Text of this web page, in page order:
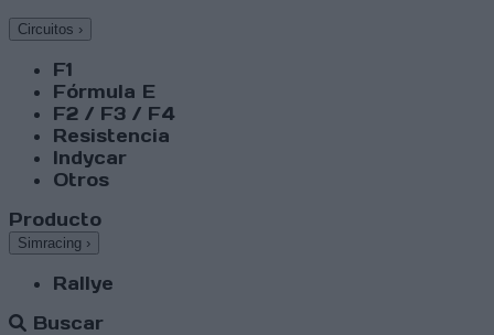
Circuitos ›
F1
Fórmula E
F2 / F3 / F4
Resistencia
Indycar
Otros
Producto
Simracing ›
Rallye
Buscar